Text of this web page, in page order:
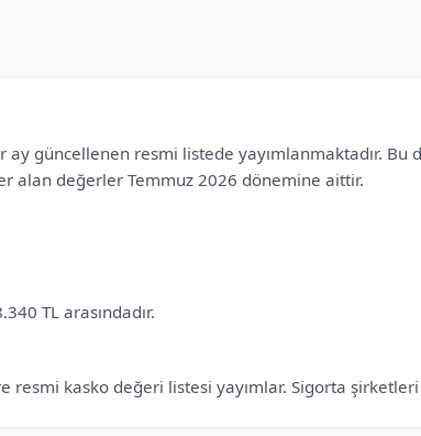
ay güncellenen resmi listede yayımlanmaktadır.
alan değerler Temmuz 2026 dönemine aittir.
TL arasındadır.
kasko değeri listesi yayımlar. Sigorta